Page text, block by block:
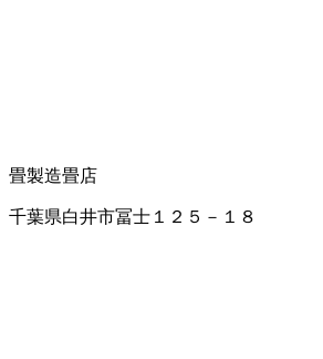
畳製造畳店
千葉県白井市冨士１２５－１８